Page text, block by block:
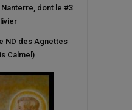
dont le #3
ND des Agnettes
Calmel)